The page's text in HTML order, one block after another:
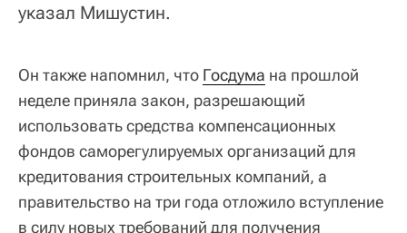
указал Мишустин.
Он также напомнил, что Госдума на прошлой
неделе приняла закон, разрешающий
использовать средства компенсационных
фондов саморегулируемых организаций для
кредитования строительных компаний, а
правительство на три года отложило вступление
в силу новых требований для получения